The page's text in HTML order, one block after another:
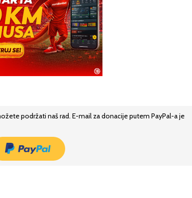
podržati naš rad. E-mail za donacije putem PayPal-a je